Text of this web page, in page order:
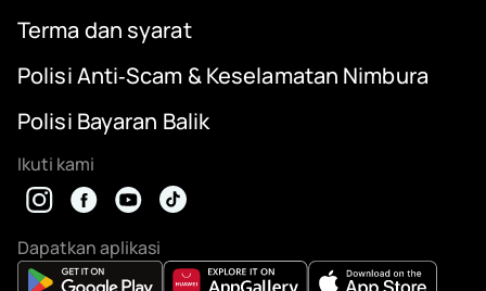
Terma dan syarat
Polisi Anti‑Scam & Keselamatan Nimbura
Polisi Bayaran Balik
Ikuti kami
Dapatkan aplikasi